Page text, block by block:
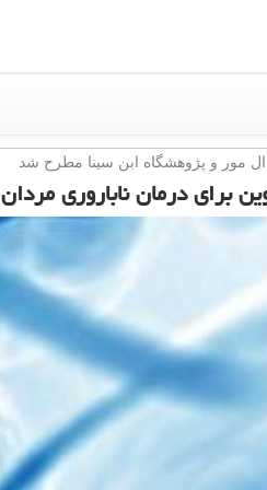
ال مور و پژوهشگاه ابن سینا مطرح شد
برای درمان ناباروری مردان